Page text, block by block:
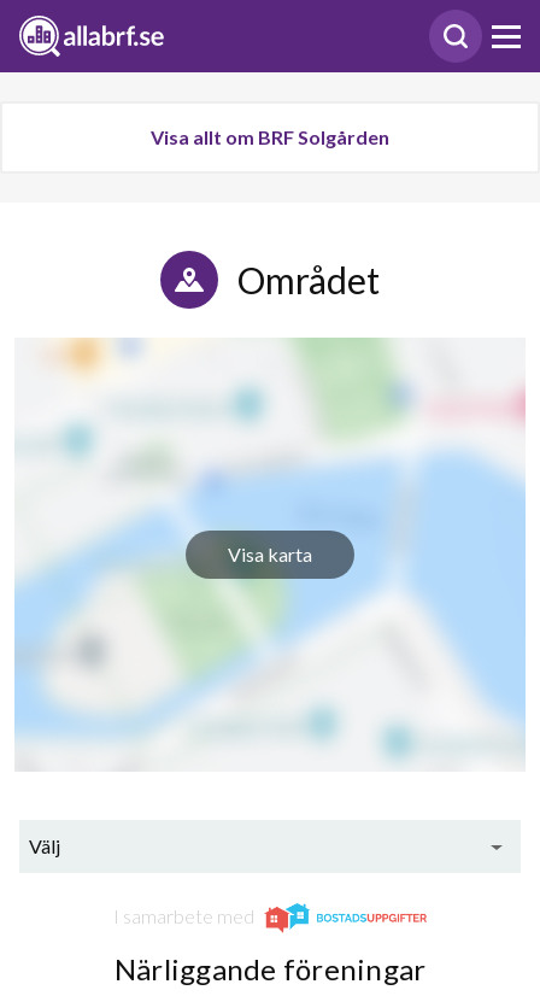
Visa allt om BRF Solgården
Området
Visa karta
Välj
I samarbete med
Närliggande föreningar